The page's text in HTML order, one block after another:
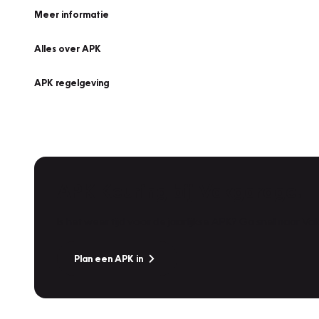
Meer informatie
Alles over APK
APK regelgeving
Plan een APK in